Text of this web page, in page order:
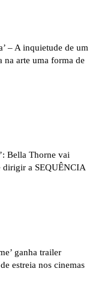
– A inquietude de um
na arte uma forma de
Bella Thorne vai
dirigir a SEQUÊNCIA
ganha trailer
estreia nos cinemas